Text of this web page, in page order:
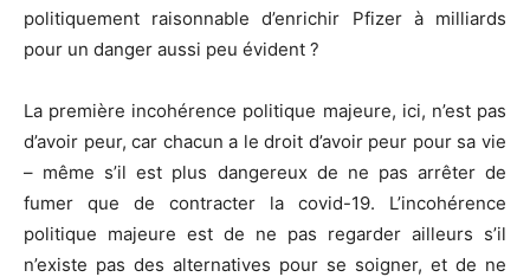
politiquement raisonnable d’enrichir Pfizer à milliards
pour un danger aussi peu évident ?
La première incohérence politique majeure, ici, n’est pas
d’avoir peur, car chacun a le droit d’avoir peur pour sa vie
– même s’il est plus dangereux de ne pas arrêter de
fumer que de contracter la covid-19. L’incohérence
politique majeure est de ne pas regarder ailleurs s’il
n’existe pas des alternatives pour se soigner, et de ne